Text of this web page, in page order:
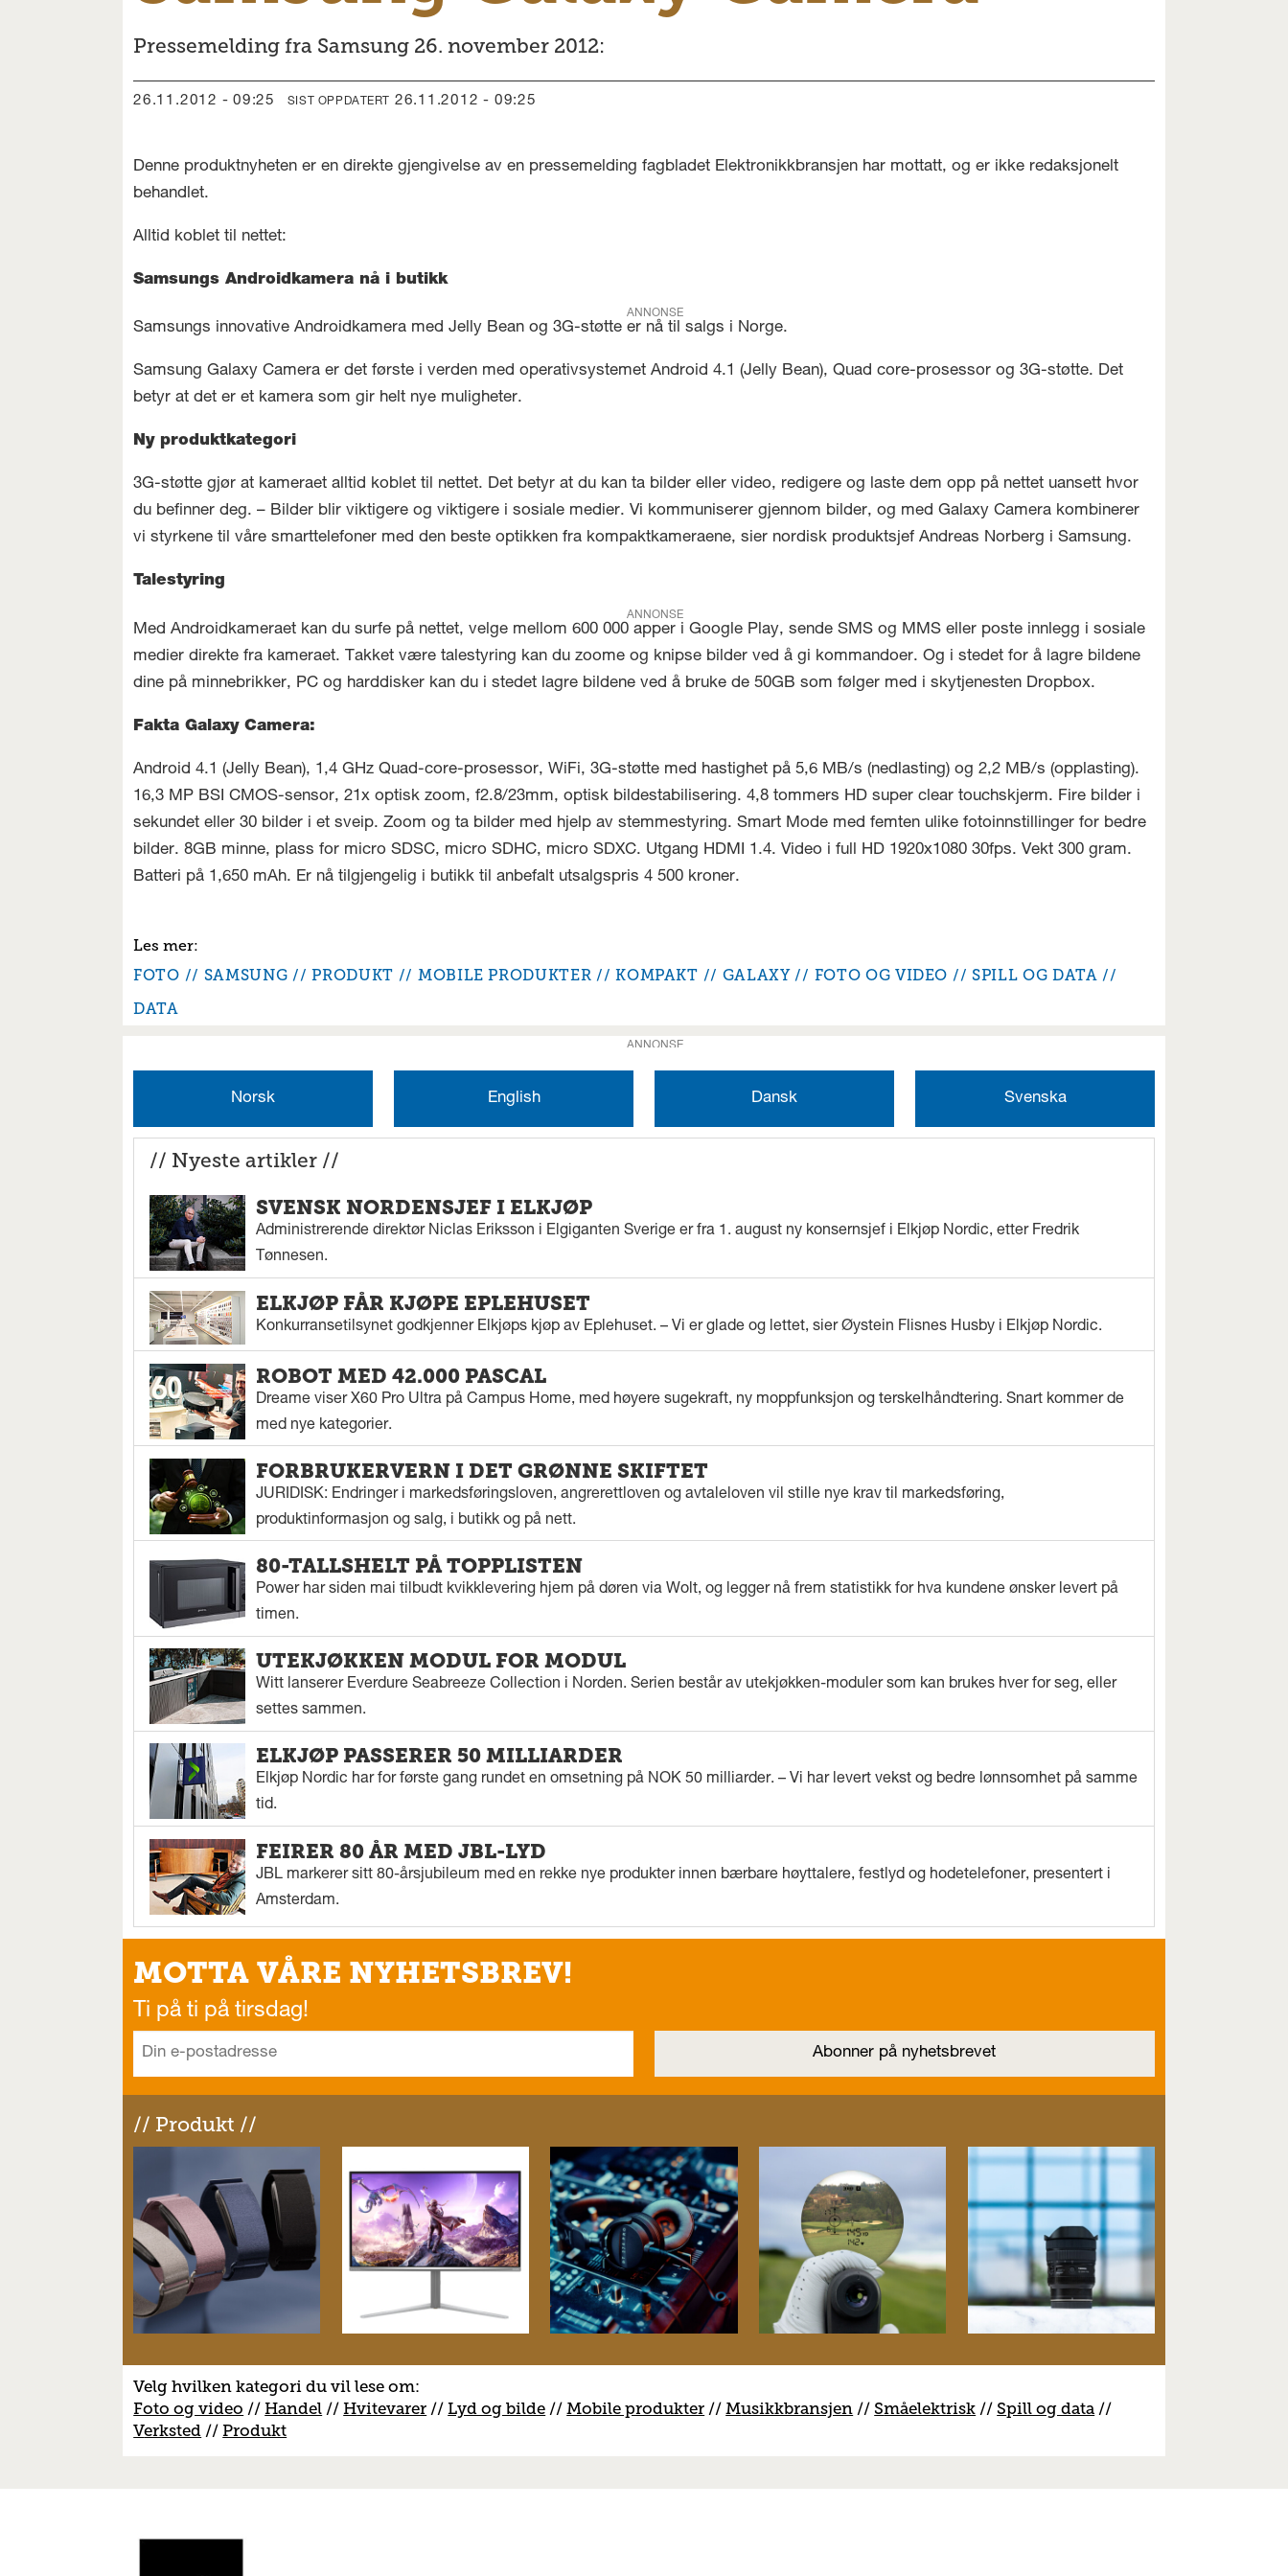
Pressemelding fra Samsung 26. november 2012:
26.11.2012 - 09:25 SIST OPPDATERT 26.11.2012 - 09:25
Denne produktnyheten er en direkte gjengivelse av en pressemelding fagbladet Elektronikkbransjen har mottatt, og er ikke redaksjonelt
behandlet.
Alltid koblet til nettet:
Samsungs Androidkamera nå i butikk
ANNONSE
Samsungs innovative Androidkamera med Jelly Bean og 3G-støtte er nå til salgs i Norge.
Samsung Galaxy Camera er det første i verden med operativsystemet Android 4.1 (Jelly Bean), Quad core-prosessor og 3G-støtte. Det
betyr at det er et kamera som gir helt nye muligheter.
Ny produktkategori
3G-støtte gjør at kameraet alltid koblet til nettet. Det betyr at du kan ta bilder eller video, redigere og laste dem opp på nettet uansett hvor
du befinner deg. – Bilder blir viktigere og viktigere i sosiale medier. Vi kommuniserer gjennom bilder, og med Galaxy Camera kombinerer
vi styrkene til våre smarttelefoner med den beste optikken fra kompaktkameraene, sier nordisk produktsjef Andreas Norberg i Samsung.
Talestyring
ANNONSE
Med Androidkameraet kan du surfe på nettet, velge mellom 600 000 apper i Google Play, sende SMS og MMS eller poste innlegg i sosiale
medier direkte fra kameraet. Takket være talestyring kan du zoome og knipse bilder ved å gi kommandoer. Og i stedet for å lagre bildene
dine på minnebrikker, PC og harddisker kan du i stedet lagre bildene ved å bruke de 50GB som følger med i skytjenesten Dropbox.
Fakta Galaxy Camera:
Android 4.1 (Jelly Bean), 1,4 GHz Quad-core-prosessor, WiFi, 3G-støtte med hastighet på 5,6 MB/s (nedlasting) og 2,2 MB/s (opplasting).
16,3 MP BSI CMOS-sensor, 21x optisk zoom, f2.8/23mm, optisk bildestabilisering. 4,8 tommers HD super clear touchskjerm. Fire bilder i
sekundet eller 30 bilder i et sveip. Zoom og ta bilder med hjelp av stemmestyring. Smart Mode med femten ulike fotoinnstillinger for bedre
bilder. 8GB minne, plass for micro SDSC, micro SDHC, micro SDXC. Utgang HDMI 1.4. Video i full HD 1920x1080 30fps. Vekt 300 gram.
Batteri på 1,650 mAh. Er nå tilgjengelig i butikk til anbefalt utsalgspris 4 500 kroner.
FOTO SAMSUNG PRODUKT MOBILE PRODUKTER KOMPAKT GALAXY FOTO OG VIDEO
SPILL OG DATA
DATA
ANNONSE
Norsk English Dansk Svenska
// Nyeste artikler //
SVENSK NORDENSJEF I ELKJØP
Administrerende direktør Niclas Eriksson i Elgiganten Sverige er fra 1. august ny konsernsjef i Elkjøp Nordic, etter Fredrik
Tønnesen.
ELKJØP FÅR KJØPE EPLEHUSET
Konkurransetilsynet godkjenner Elkjøps kjøp av Eplehuset. – Vi er glade og lettet, sier Øystein Flisnes Husby i Elkjøp Nordic.
ROBOT MED 42.000 PASCAL
Dreame viser X60 Pro Ultra på Campus Home, med høyere sugekraft, ny moppfunksjon og terskelhåndtering. Snart kommer de
med nye kategorier.
FORBRUKERVERN I DET GRØNNE SKIFTET
JURIDISK: Endringer i markedsføringsloven, angrerettloven og avtaleloven vil stille nye krav til markedsføring,
produktinformasjon og salg, i butikk og på nett.
80-TALLSHELT PÅ TOPPLISTEN
Power har siden mai tilbudt kvikklevering hjem på døren via Wolt, og legger nå frem statistikk for hva kundene ønsker levert på
timen.
UTEKJØKKEN MODUL FOR MODUL
Witt lanserer Everdure Seabreeze Collection i Norden. Serien består av utekjøkken-moduler som kan brukes hver for seg, eller
settes sammen.
ELKJØP PASSERER 50 MILLIARDER
Elkjøp Nordic har for første gang rundet en omsetning på NOK 50 milliarder. – Vi har levert vekst og bedre lønnsomhet på samme
tid.
FEIRER 80 ÅR MED JBL-LYD
JBL markerer sitt 80-årsjubileum med en rekke nye produkter innen bærbare høyttalere, festlyd og hodetelefoner, presentert i
Amsterdam.
MOTTA VÅRE NYHETSBREV!
Ti på ti på tirsdag!
// Produkt //
Velg hvilken kategori du vil lese om:
Foto og video //Handel //Hvitevarer // Lyd og bilde //Mobile produkter //Musikkbransjen // Småelektrisk // Spill og data //
Verksted //Produkt